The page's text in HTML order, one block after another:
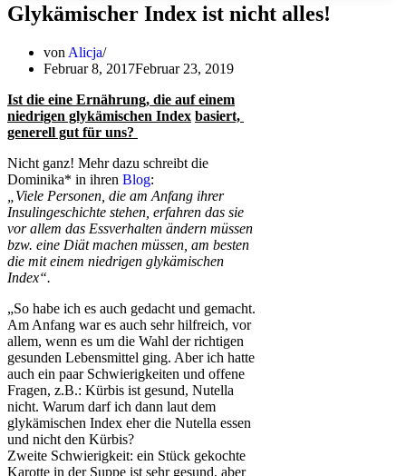
Glykämischer Index ist nicht alles!
von Alicja
Februar 8, 2017Februar 23, 2019
Ist die eine Ernährung, die auf einem
niedrigen glykämischen Index basiert,
generell gut für uns?
Nicht ganz! Mehr dazu schreibt die
Dominika* in ihren Blog:
„Viele Personen, die am Anfang ihrer
Insulingeschichte stehen, erfahren das sie
vor allem das Essverhalten ändern müssen
bzw. eine Diät machen müssen, am besten
die mit einem niedrigen glykämischen
Index“.
„So habe ich es auch gedacht und gemacht.
Am Anfang war es auch sehr hilfreich, vor
allem, wenn es um die Wahl der richtigen
gesunden Lebensmittel ging. Aber ich hatte
auch ein paar Schwierigkeiten und offene
Fragen, z.B.: Kürbis ist gesund, Nutella
nicht. Warum darf ich dann laut dem
glykämischen Index eher die Nutella essen
und nicht den Kürbis?
Zweite Schwierigkeit: ein Stück gekochte
Karotte in der Suppe ist sehr gesund, aber